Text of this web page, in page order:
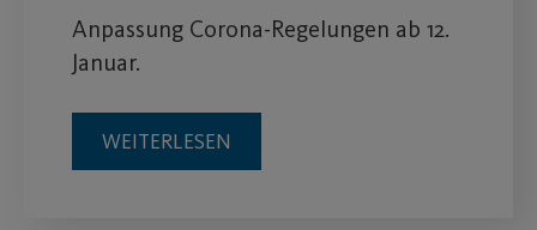
Anpassung Corona-Regelungen ab 12.
Januar.
WEITERLESEN